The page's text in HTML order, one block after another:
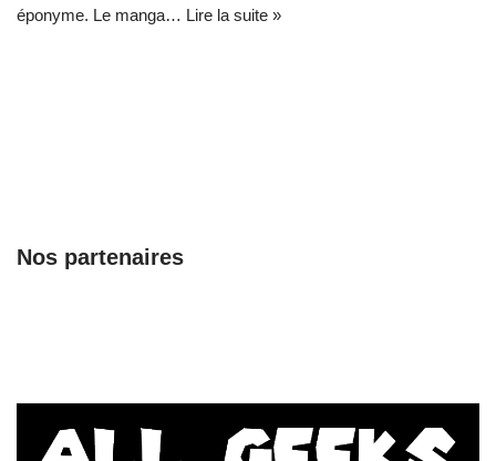
éponyme. Le manga… Lire la suite »
Nos partenaires